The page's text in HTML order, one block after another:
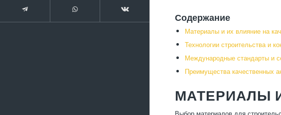
Содержание
Материалы и их влияние на
Технологии строительства и
Международные стандарты и
Преимущества качественных
МАТЕРИАЛЫ